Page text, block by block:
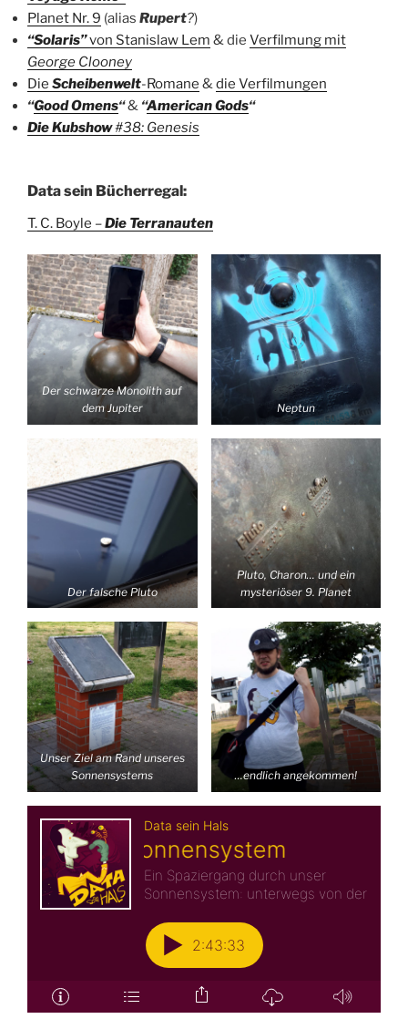
Planet Nr. 9 (alias Rupert?)
“Solaris”von Stanislaw Lem & die Verfilmung mit
George Clooney
Die Scheibenwelt-Romane &die Verfilmungen
“Good Omens“& “American Gods“
Die Kubshow#38: Genesis
Data sein Bücherregal:
T. C. Boyle –Die Terranauten
Der schwarze Monolith auf
dem Jupiter
Neptun
Der falsche Pluto
Pluto, Charon… und ein
mysteriöser 9. Planet
Unser Ziel am Rand unseres
Sonnensystems
…endlich angekommen!